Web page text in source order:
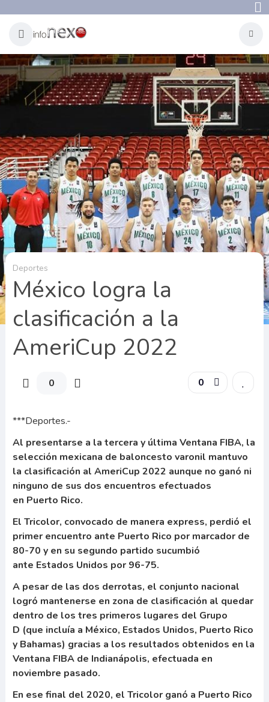
Deportes
México logra la
clasificación a la
AmeriCup 2022
0 0
***Deportes.-
Al presentarse a la tercera y última Ventana FIBA, la
selección mexicana de baloncesto varonil mantuvo
la clasificación al AmeriCup 2022 aunque no ganó ni
ninguno de sus dos encuentros efectuados
en Puerto Rico.
El Tricolor, convocado de manera express, perdió el
primer encuentro ante Puerto Rico por marcador de
80-70 y en su segundo partido sucumbió
ante Estados Unidos por 96-75.
A pesar de las dos derrotas, el conjunto nacional
logró mantenerse en zona de clasificación al quedar
dentro de los tres primeros lugares del Grupo
D (que incluía a México, Estados Unidos, Puerto Rico
y Bahamas) gracias a los resultados obtenidos en la
Ventana FIBA de Indianápolis, efectuada en
noviembre pasado.
En ese final del 2020, el Tricolor ganó a Puerto Rico